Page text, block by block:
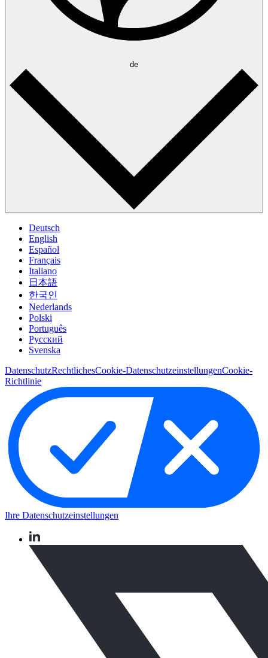
de
Deutsch
English
Español
Français
Italiano
日本語
한국인
Nederlands
Polski
Português
Pусский
Svenska
DatenschutzRechtlichesCookie-DatenschutzeinstellungenCookie-
Richtlinie
Ihre Datenschutzeinstellungen